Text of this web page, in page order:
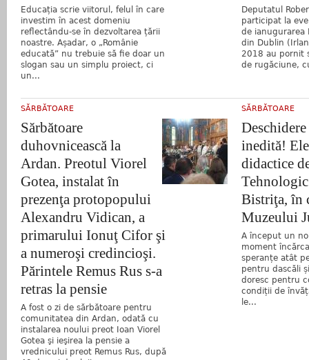
Educația scrie viitorul, felul în care
investim în acest domeniu
reflectându-se în dezvoltarea țării
noastre. Așadar, o „Românie
educată” nu trebuie să fie doar un
slogan sau un simplu proiect, ci
un...
Deputatul
participat la
de ianugurarea
din Dublin
2018 au pornit
de rugăciune,
SĂRBĂTOARE
Sărbătoare
duhovnicească la
Ardan. Preotul Viorel
Gotea, instalat în
prezenţa protopopului
Alexandru Vidican, a
primarului Ionuţ Cifor şi
a numeroşi credincioşi.
Părintele Remus Rus s-a
retras la pensie
A fost o zi de sărbătoare pentru
comunitatea din Ardan, odată cu
instalarea noului preot Ioan Viorel
Gotea şi ieşirea la pensie a
vrednicului preot Remus Rus, după
SĂRBĂTOARE
inedită!
didactice
Bistriţa, în
Muzeului
A început un
moment
speranțe atât
pentru dascăli
doresc pentru
condiții de
le...